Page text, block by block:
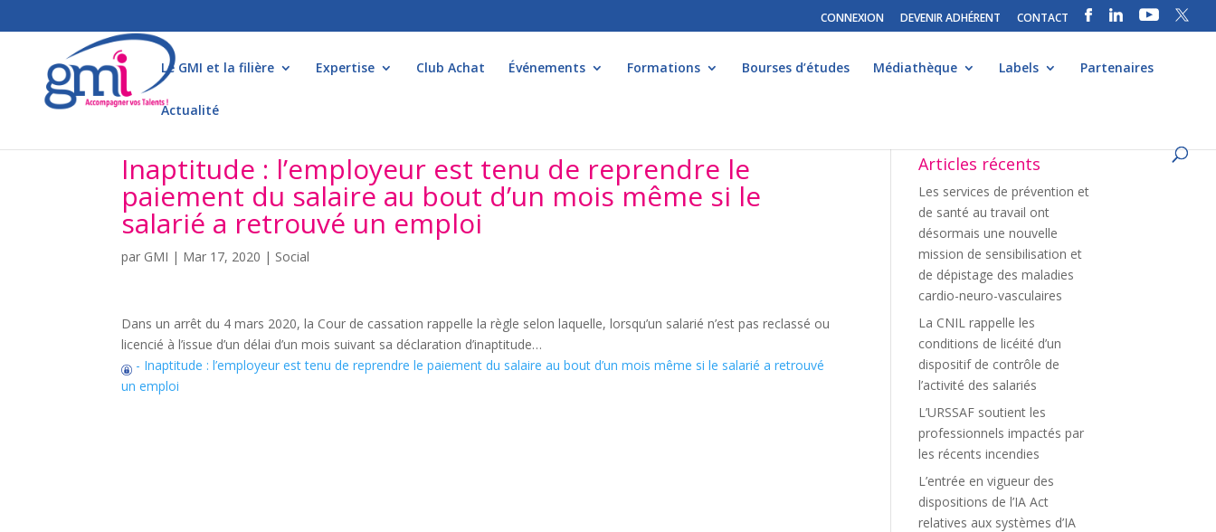
CONNEXION DEVENIR ADHÉRENT CONTACT
Le GMI et la filière Expertise Club Achat Événements Formations Bourses d’études Médiathèque Labels Partenaires
Actualité
Inaptitude : l’employeur est tenu de reprendre le
paiement du salaire au bout d’un mois même si le
salarié a retrouvé un emploi
par GMI | Mar 17, 2020 | Social
Dans un arrêt du 4 mars 2020, la Cour de cassation rappelle la règle selon laquelle, lorsqu’un salarié n’est pas reclassé ou
licencié à l’issue d’un délai d’un mois suivant sa déclaration d’inaptitude…
- Inaptitude : l’employeur est tenu de reprendre le paiement du salaire au bout d’un mois même si le salarié a retrouvé
un emploi
Articles récents
Les services de prévention et
de santé au travail ont
désormais une nouvelle
mission de sensibilisation et
de dépistage des maladies
cardio-neuro-vasculaires
La CNIL rappelle les
conditions de licéité d’un
dispositif de contrôle de
l’activité des salariés
L’URSSAF soutient les
professionnels impactés par
les récents incendies
L’entrée en vigueur des
dispositions de l’IA Act
relatives aux systèmes d’IA